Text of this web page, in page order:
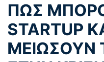
ΠΩΣ
STARTUP
ΜΕΙΩΣΟΥΝ